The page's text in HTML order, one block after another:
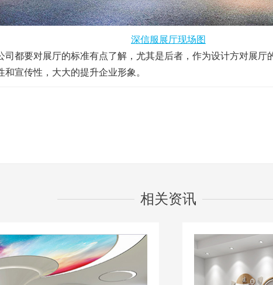
深信服展厅现场图
要对展厅的标准有点了解，尤其是后者，作为设计方对展厅
宣传性，大大的提升企业形象。
相关资讯